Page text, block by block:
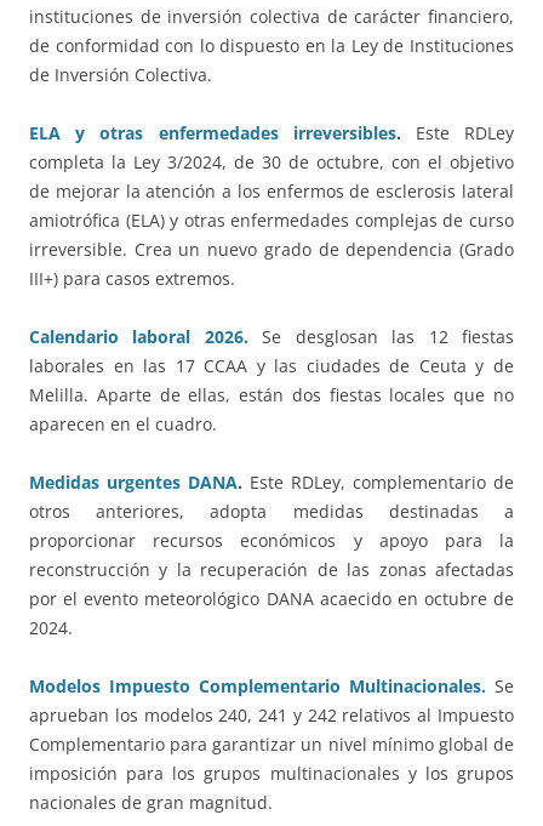
instituciones de inversión colectiva de carácter financiero,
de conformidad con lo dispuesto en la Ley de Instituciones
de Inversión Colectiva.
ELA y otras enfermedades irreversibles. Este RDLey
completa la Ley 3/2024, de 30 de octubre, con el objetivo
de mejorar la atención a los enfermos de esclerosis lateral
amiotrófica (ELA) y otras enfermedades complejas de curso
irreversible. Crea un nuevo grado de dependencia (Grado
III+) para casos extremos.
Calendario laboral 2026.Se desglosan las 12 fiestas
laborales en las 17 CCAA y las ciudades de Ceuta y de
Melilla. Aparte de ellas, están dos fiestas locales que no
aparecen en el cuadro.
Medidas urgentes DANA. Este RDLey, complementario de
otros anteriores, adopta medidas destinadas a
proporcionar recursos económicos y apoyo para la
reconstrucción y la recuperación de las zonas afectadas
por el evento meteorológico DANA acaecido en octubre de
2024.
Modelos Impuesto Complementario Multinacionales. Se
aprueban los modelos 240, 241 y 242 relativos al Impuesto
Complementario para garantizar un nivel mínimo global de
imposición para los grupos multinacionales y los grupos
nacionales de gran magnitud.